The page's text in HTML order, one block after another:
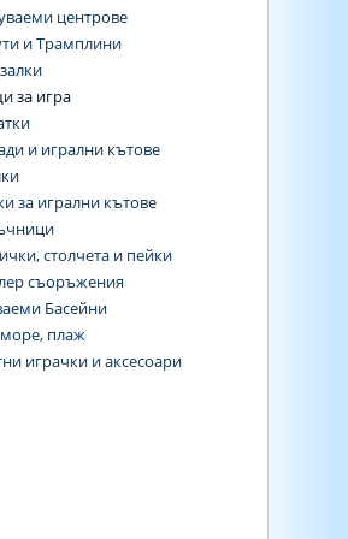
центрове
и Трамплини
за игра
и игрални кътове
за игрални кътове
столчета и пейки
съоръжения
Басейни
плаж
играчки и аксесоари